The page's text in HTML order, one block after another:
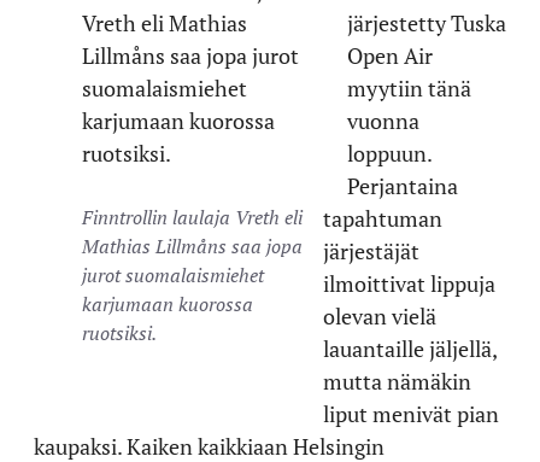
Finntrollin laulaja Vreth eli
Mathias Lillmåns saa jopa
jurot suomalaismiehet
karjumaan kuorossa
ruotsiksi.
järjestetty Tuska
Open Air
myytiin tänä
vuonna
loppuun.
Perjantaina
tapahtuman
järjestäjät
ilmoittivat lippuja
olevan vielä
lauantaille jäljellä,
mutta nämäkin
liput menivät pian
kaupaksi. Kaiken kaikkiaan Helsingin